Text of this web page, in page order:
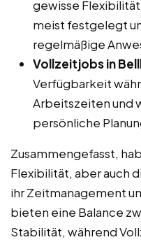
gewisse
meist festgelegt
regelmäßige
Vollzeitjobs in
Verfügbarkeit
Arbeitszeiten und
persönliche
Zusammengefasst,
Flexibilität, aber auch
ihr Zeitmanagement
bieten eine Balance
Stabilität, während